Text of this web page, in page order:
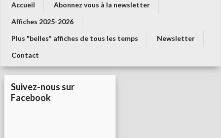
Accueil
Abonnez vous à la newsletter
Affiches 2025-2026
Plus "belles" affiches de tous les temps
Newsletter
Contact
Suivez-nous sur
Facebook